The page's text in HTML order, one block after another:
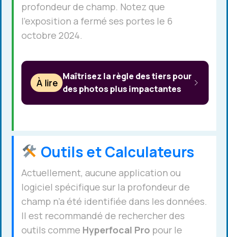
profondeur de champ. Notez que
l’exposition a fermé ses portes le 6
octobre 2024.
À lire
Maîtrisez la règle des tiers pour
des photos plus impactantes
Outils et Calculateurs
Actuellement, aucune application ou
logiciel spécifique sur la profondeur de
champ n’a été identifiée dans les données.
Il est recommandé de rechercher des
outils comme Hyperfocal Pro pour le